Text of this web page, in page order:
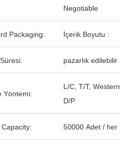
Negotiable
Packaging: İçerik Boyutu :
pazarlık edilebilir
Yöntemi:
L/C, T/T,
D/P
50000 Adet / her